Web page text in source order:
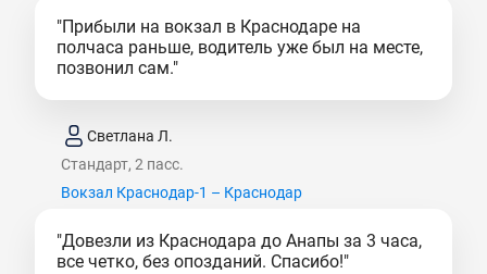
"Прибыли на вокзал в Краснодаре на
полчаса раньше, водитель уже был на месте,
позвонил сам."
Светлана Л.
Стандарт, 2 пасс.
Вокзал Краснодар-1 – Краснодар
"Довезли из Краснодара до Анапы за 3 часа,
все четко, без опозданий. Спасибо!"